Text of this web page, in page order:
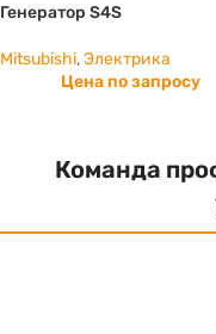
Генератор S4S
Mitsubishi,Электрика
Цена по запросу
Команда